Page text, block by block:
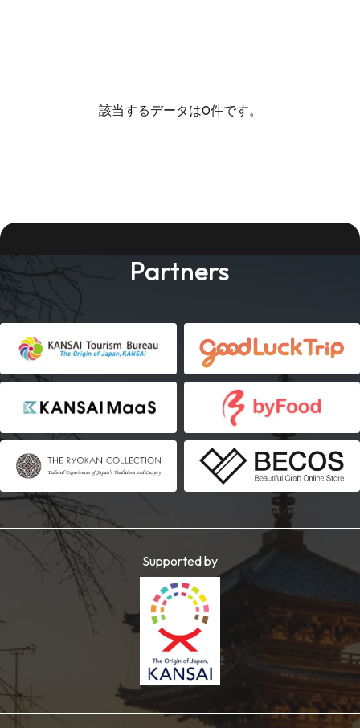
該当するデータは0件です。
Partners
Supported by